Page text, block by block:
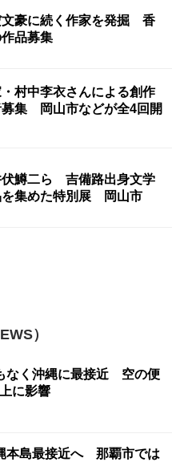
文豪に続く作家を発掘 香
品募集
村中李衣さんによる創作
募集 岡山市などが全4回開
伏鱒二ら 吉備路出身文学
を集めた特別展 岡山市
）
なく沖縄に最接近 空の便
に影響
本島最接近へ 那覇市では